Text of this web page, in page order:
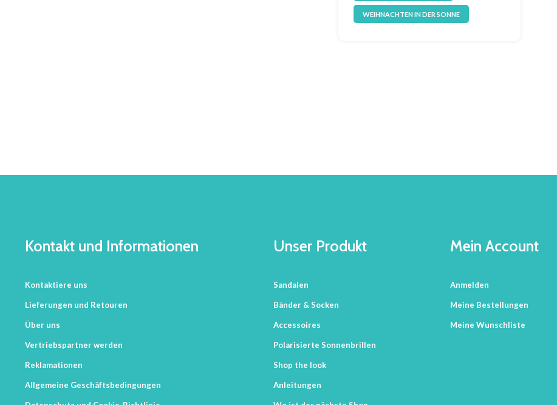
WEIHNACHTEN IN DER SONNE
Kontakt und Informationen
Kontaktiere uns
Lieferungen und Retouren
Über uns
Vertriebspartner werden
Reklamationen
Allgemeine Geschäftsbedingungen
Unser Produkt
Sandalen
Bänder & Socken
Accessoires
Polarisierte Sonnenbrillen
Shop the look
Anleitungen
Mein Account
Anmelden
Meine Bestellungen
Meine Wunschliste